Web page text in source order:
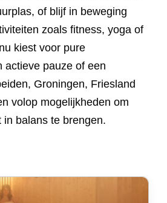
of blijf in beweging
zoals fitness, yoga of
kiest voor pure
actieve pauze of een
Groningen, Friesland
volop mogelijkheden om
in balans te brengen.